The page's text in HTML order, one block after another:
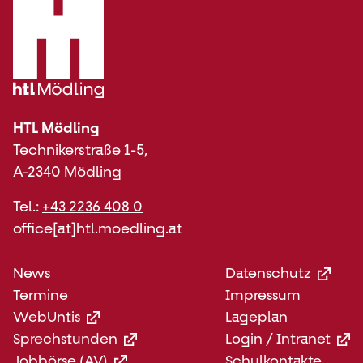
HTL Mödling
Technikerstraße 1-5,
A-2340 Mödling
Tel.: +43 2236 408 0
office[at]htl.moedling.at
Footer
Menü
Mittel
News
Termine
WebUntis
Sprechstunden
Footer
Menü
Rechts
Datenschutz
Impressum
Lageplan
Login / Intranet